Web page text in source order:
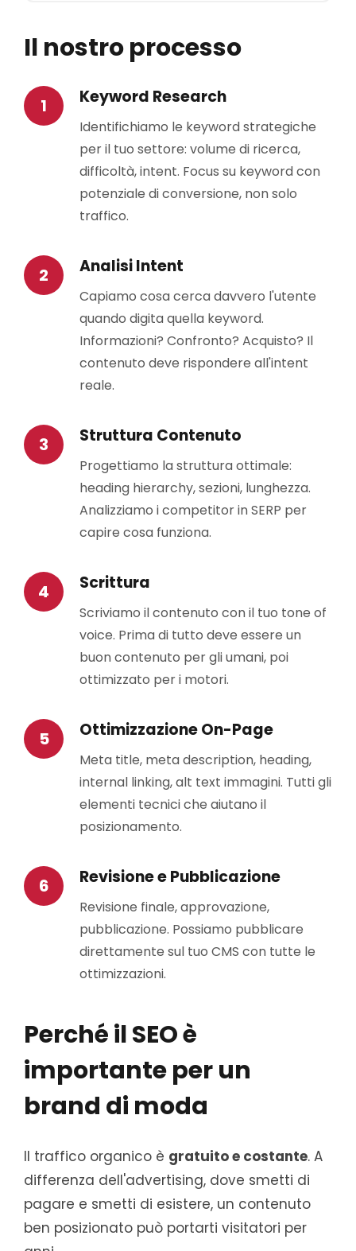
Il nostro processo
Keyword Research
Identifichiamo le keyword strategiche
per il tuo settore: volume di ricerca,
difficoltà, intent. Focus su keyword con
potenziale di conversione, non solo
traffico.
Analisi Intent
Capiamo cosa cerca davvero l'utente
quando digita quella keyword.
Informazioni? Confronto? Acquisto? Il
contenuto deve rispondere all'intent
reale.
Struttura Contenuto
Progettiamo la struttura ottimale:
heading hierarchy, sezioni, lunghezza.
Analizziamo i competitor in SERP per
capire cosa funziona.
Scrittura
Scriviamo il contenuto con il tuo tone of
voice. Prima di tutto deve essere un
buon contenuto per gli umani, poi
ottimizzato per i motori.
Ottimizzazione On-Page
Meta title, meta description, heading,
internal linking, alt text immagini. Tutti gli
elementi tecnici che aiutano il
posizionamento.
Revisione e Pubblicazione
Revisione finale, approvazione,
pubblicazione. Possiamo pubblicare
direttamente sul tuo CMS con tutte le
ottimizzazioni.
Perché il SEO è
importante per un
brand di moda
Il traffico organico è gratuito e costante. A
differenza dell'advertising, dove smetti di
pagare e smetti di esistere, un contenuto
ben posizionato può portarti visitatori per